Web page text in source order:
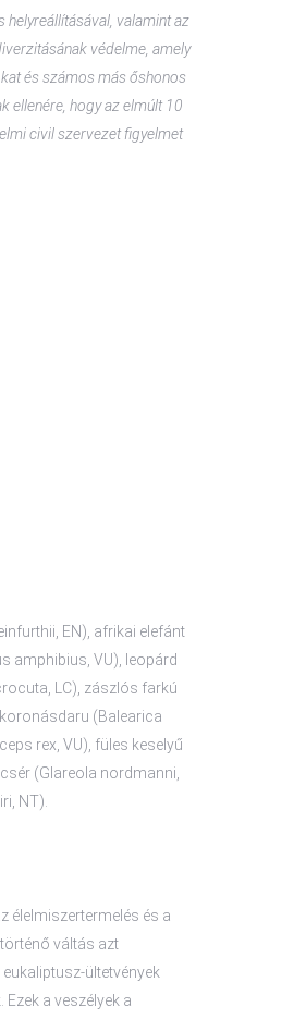
valamint az
védelme, amely
és számos más őshonos
ellenére, hogy az elmúlt 10
civil szervezet figyelmet
EN), afrikai elefánt
amphibius, VU), leopárd
LC), zászlós farkú
(Balearica
rex, VU), füles keselyű
(Glareola nordmanni,
NT).
élelmiszertermelés és a
váltás azt
ültetvények
a veszélyek a